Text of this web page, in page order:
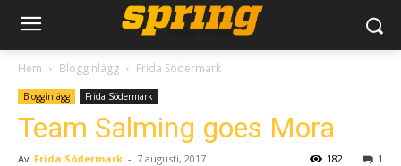
Hem Blogginlägg Frida Södermark
Blogginlägg Frida Södermark
Team Salming goes Mora
Av Frida Södermark - 7 augusti, 2017 1
182